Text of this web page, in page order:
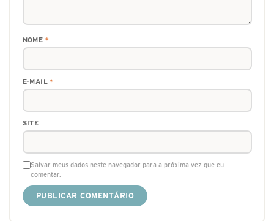
NOME *
E-MAIL*
SITE
Salvar meus dados neste navegador para a próxima vez que eu
comentar.